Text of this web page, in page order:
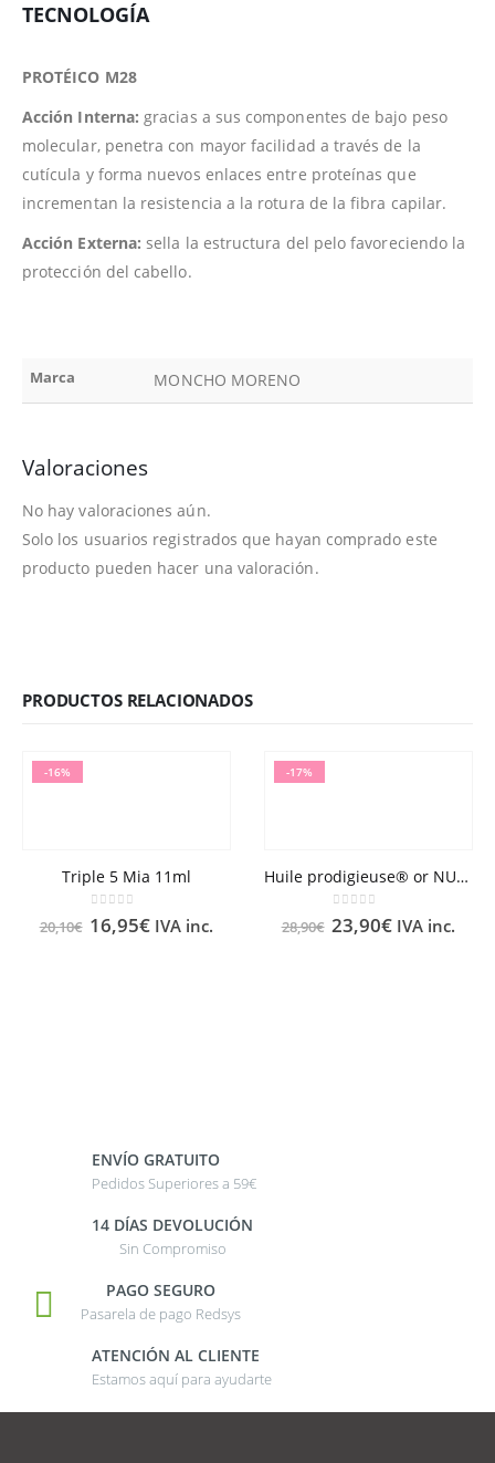
TECNOLOGÍA
PROTÉICO M28
Acción Interna: gracias a sus componentes de bajo peso
molecular, penetra con mayor facilidad a través de la
cutícula y forma nuevos enlaces entre proteínas que
incrementan la resistencia a la rotura de la fibra capilar.
Acción Externa:sella la estructura del pelo favoreciendo la
protección del cabello.
Marca MONCHO MORENO
Valoraciones
No hay valoraciones aún.
Solo los usuarios registrados que hayan comprado este
producto pueden hacer una valoración.
PRODUCTOS RELACIONADOS
-16%
Triple 5 Mia 11ml
0 out of 5
20,10€ 16,95€ IVA inc.
-17%
Huile prodigieuse® or NUXE 50ml
0out of 5
28,90€ 23,90€ IVA inc.
ENVÍO GRATUITO
Pedidos Superiores a 59€
14 DÍAS DEVOLUCIÓN
Sin Compromiso
PAGO SEGURO
Pasarela de pago Redsys
ATENCIÓN AL CLIENTE
Estamos aquí para ayudarte